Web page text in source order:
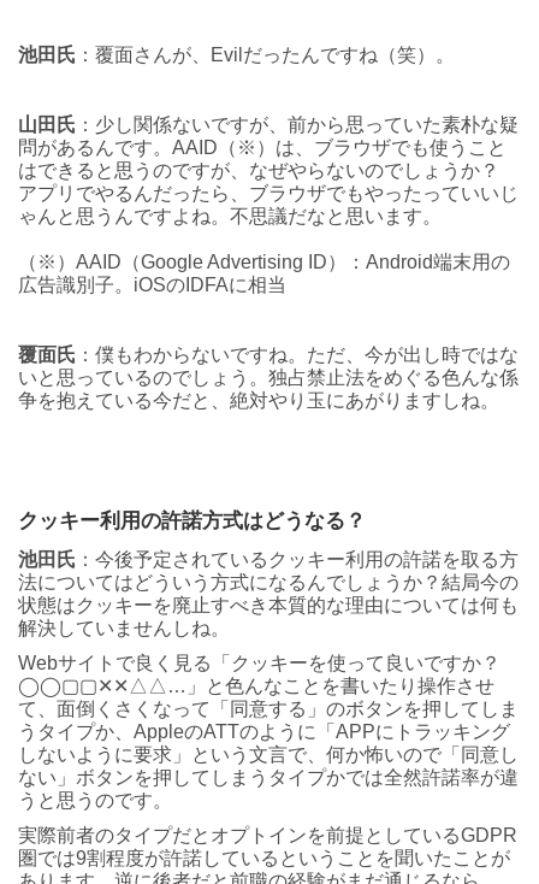
池田氏 ：覆面さんが、Evilだったんですね（笑）。
山田氏 ：少し関係ないですが、前から思っていた素朴な疑
問があるんです。AAID（※）は、ブラウザでも使うこと
はできると思うのですが、なぜやらないのでしょうか？
アプリでやるんだったら、ブラウザでもやったっていいじ
ゃんと思うんですよね。不思議だなと思います。
（※）AAID（Google Advertising ID）：Android端末用の
広告識別子。iOSのIDFAに相当
覆面氏 ：僕もわからないですね。ただ、今が出し時ではな
いと思っているのでしょう。独占禁止法をめぐる色んな係
争を抱えている今だと、絶対やり玉にあがりますしね。
クッキー利用の許諾方式はどうなる？
池田氏 ：今後予定されているクッキー利用の許諾を取る方
法についてはどういう方式になるんでしょうか？結局今の
状態はクッキーを廃止すべき本質的な理由については何も
解決していませんしね。
Webサイトで良く見る「クッキーを使って良いですか？
◯◯▢▢✕✕△△…」と色んなことを書いたり操作させ
て、面倒くさくなって「同意する」のボタンを押してしま
うタイプか、AppleのATTのように「APPにトラッキング
しないように要求」という文言で、何か怖いので「同意し
ない」ボタンを押してしまうタイプかでは全然許諾率が違
うと思うのです。
実際前者のタイプだとオプトインを前提としているGDPR
圏では9割程度が許諾しているということを聞いたことが